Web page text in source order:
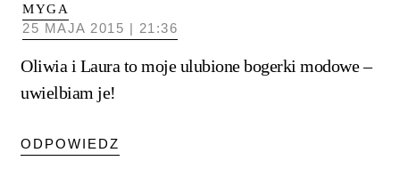
MYGA
25 MAJA 2015 | 21:36
Oliwia i Laura to moje ulubione bogerki modowe –
uwielbiam je!
ODPOWIEDZ